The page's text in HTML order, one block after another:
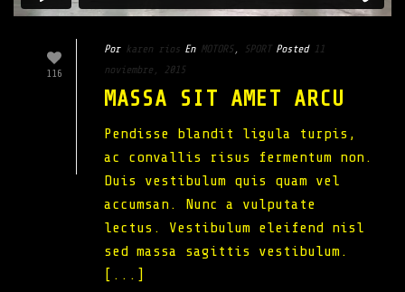
116
Por karen rios En MOTORS , SPORT Posted 11
noviembre, 2015
MASSA SIT AMET ARCU
Pendisse blandit ligula turpis,
ac convallis risus fermentum non.
Duis vestibulum quis quam vel
accumsan. Nunc a vulputate
lectus. Vestibulum eleifend nisl
sed massa sagittis vestibulum.
[...]